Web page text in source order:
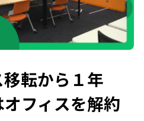
転から１年
フィスを解約